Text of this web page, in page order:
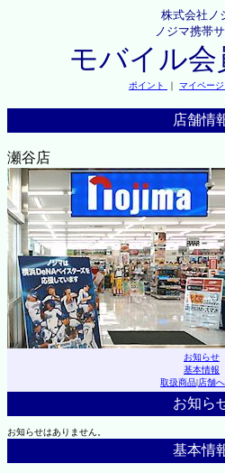
株式会社ノ
ノジマ携帯
モバイル会
ポイント ｜ マイページ
店舗情
瀬谷店
お知らせ
基本情報
取扱商品|店舗
お知ら
お知らせはありません。
基本情